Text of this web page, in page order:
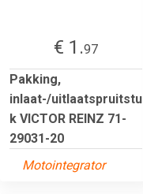
€ 1.97
Pakking,
inlaat-/uitlaatspruitstu
k VICTOR REINZ 71-
29031-20
Motointegrator